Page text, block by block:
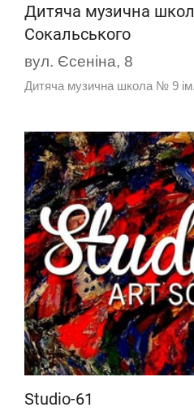
Дитяча музична
Сокальського
вул. Єсеніна, 8
Дитяча музична школа № 9
Studio-61